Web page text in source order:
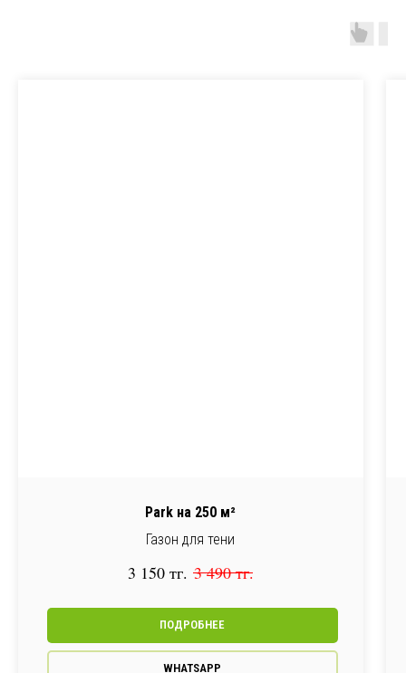
Park на 250 м²
Газон для тени
3 150 тг. 3 490 тг.
ПОДРОБНЕЕ
WHATSAPP